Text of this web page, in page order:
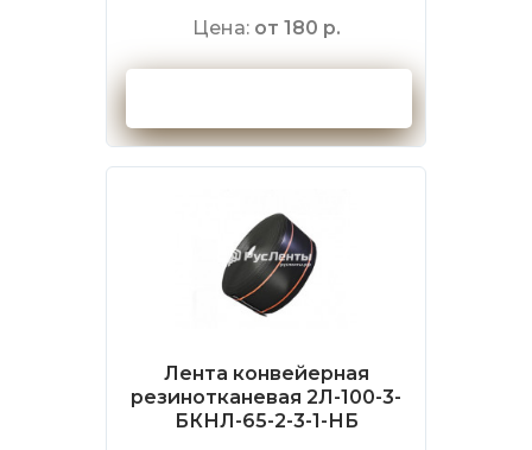
Цена: от 180 р.
Лента конвейерная
резинотканевая 2Л-100-3-
БКНЛ-65-2-3-1-НБ